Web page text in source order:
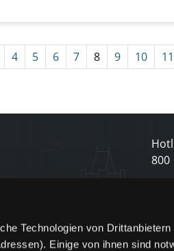
Technologien von Drittanbietern
Einige von ihnen sind
4 5 6 7 8 9 10 11
800
und